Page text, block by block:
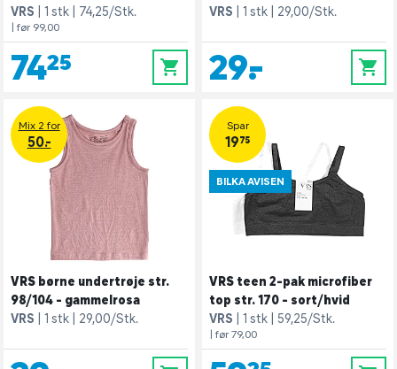
VRS
1 stk 74,25/Stk.
| før 99,00
74,25 0
VRS
1 stk 29,00/Stk.
29,- 0
Mix 2 for
50.-
VRS børne undertrøje str.
98/104 - gammelrosa
VRS
1 stk 29,00/Stk.
Spar
19,75
BILKA AVISEN
VRS teen 2-pak microfiber
top str. 170 - sort/hvid
VRS
1 stk 59,25/Stk.
| før 79,00